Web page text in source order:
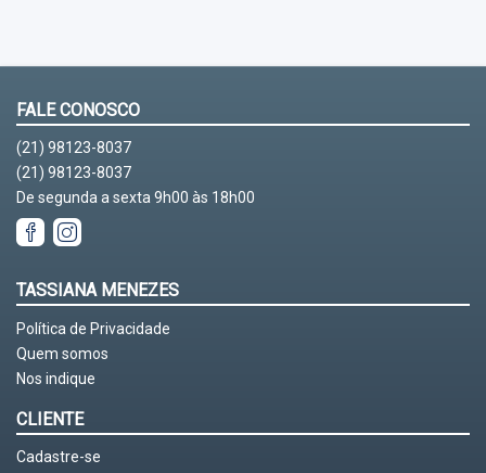
FALE CONOSCO
(21) 98123-8037
(21) 98123-8037
De segunda a sexta 9h00 às 18h00
TASSIANA MENEZES
Política de Privacidade
Quem somos
Nos indique
CLIENTE
Cadastre-se